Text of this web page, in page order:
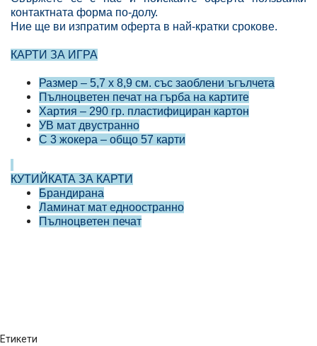
контактната форма по-долу.
Ние ще ви изпратим оферта в най-кратки срокове.
КАРТИ ЗА ИГРА
Размер – 5,7 х 8,9 см. със заоблени ъгълчета
Пълноцветен печат на гърба на картите
Хартия – 290 гр. пластифициран картон
УВ мат двустранно
С 3 жокера – общо 57 карти
КУТИЙКАТА ЗА КАРТИ
Брандирана
Ламинат мат едноостранно
Пълноцветен печат
Етикети